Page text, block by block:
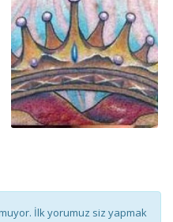
İlk yorumuz siz yapmak